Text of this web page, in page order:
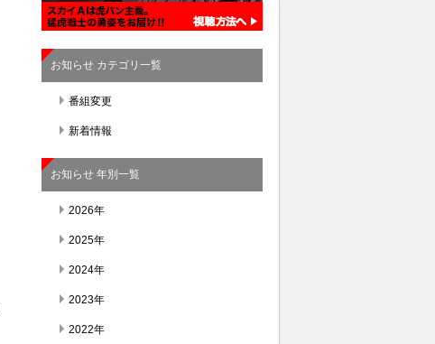
お知らせ カテゴリ一覧
番組変更
新着情報
お知らせ 年別一覧
2026年
2025年
2024年
2023年
2022年